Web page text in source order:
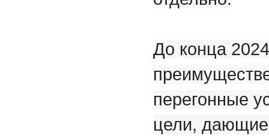
До конца
перегонные
цели, дающие